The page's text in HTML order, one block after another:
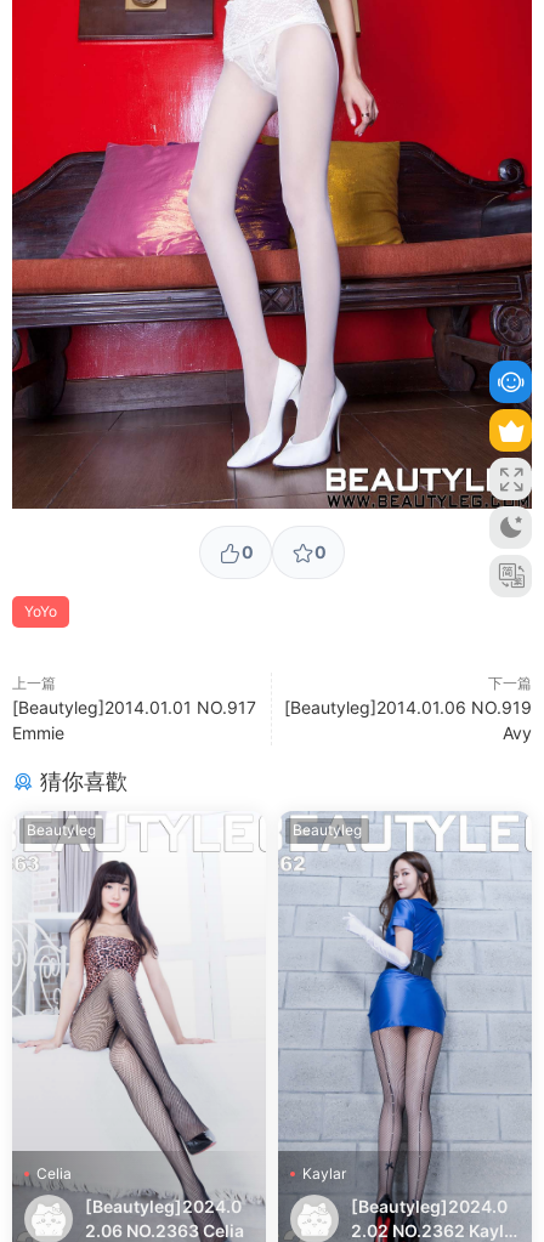
0 0
YoYo
上一篇
[Beautyleg]2014.01.01 NO.917
Emmie
下一篇
[Beautyleg]2014.01.06 NO.919
Avy
猜你喜歡
Beautyleg
Celia
[Beautyleg]2024.0
2.06 NO.2363 Celia
Beautyleg
Kaylar
[Beautyleg]2024.0
2.02 NO.2362 Kayla